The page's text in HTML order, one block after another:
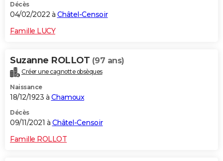
Décès
04/02/2022 à Châtel-Censoir
Famille LUCY
Suzanne ROLLOT (97 ans)
Créer une cagnotte obsèques
Naissance
18/12/1923 à Chamoux
Décès
09/11/2021 à Châtel-Censoir
Famille ROLLOT